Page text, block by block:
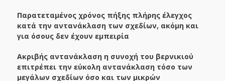
Παρατεταμένος χρόνος πήξης πλήρης έλεγχος
κατά την αντανάκλαση των σχεδίων, ακόμη και
για όσους δεν έχουν εμπειρία
Ακριβής αντανάκλαση η συνοχή του βερνικιού
επιτρέπει την εύκολη αντανάκλαση τόσο των
μεγάλων σχεδίων όσο και των μικρών